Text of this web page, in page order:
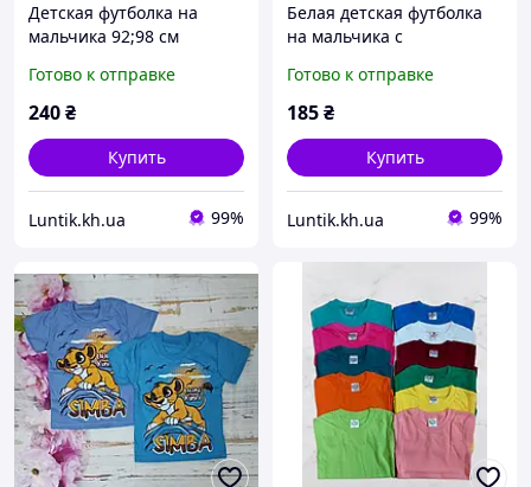
Детская футболка на
мальчика 92;98 см
Готово к отправке
240₴
Купить
Luntik.kh.ua 99%
Белая детская футболка
на мальчика с
хлопок, Турция) разм. 98
см
Готово к отправке
185₴
Купить
Luntik.kh.ua 99%